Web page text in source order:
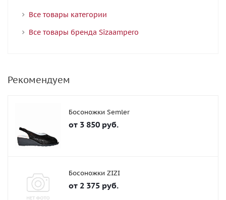
Все товары категории
Все товары бренда Sizaampero
Рекомендуем
Босоножки Semler
от 3 850 руб.
Босоножки ZIZI
от 2 375 руб.